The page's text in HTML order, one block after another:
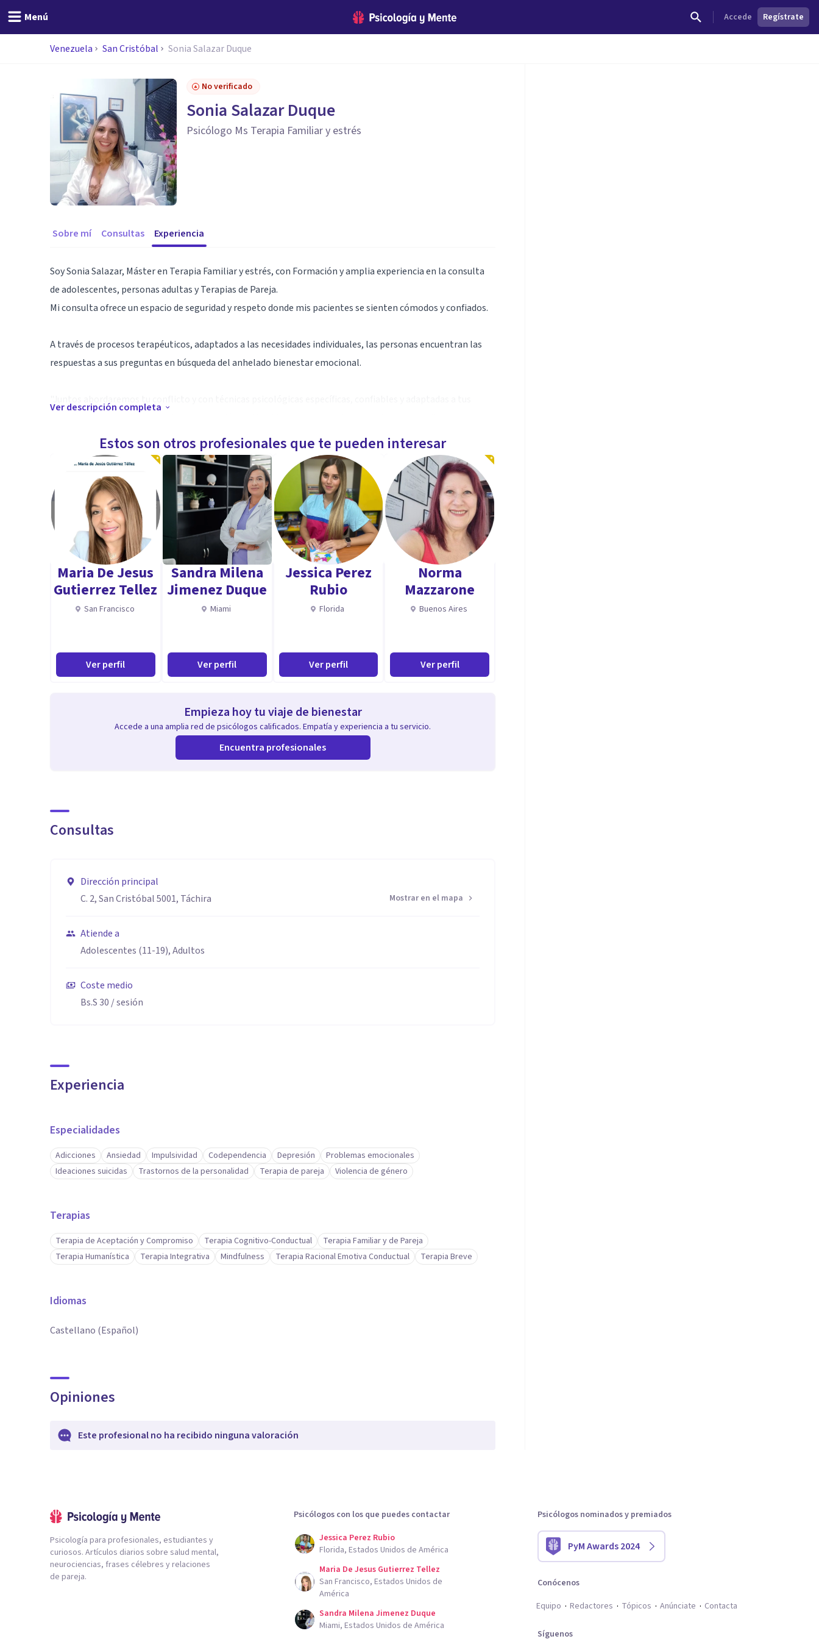
Menú Accede Regístrate
Venezuela San Cristóbal Sonia Salazar Duque
No verificado
Sonia Salazar Duque
Psicólogo Ms Terapia Familiar y estrés
Sobre mí Consultas Experiencia
Soy Sonia Salazar, Máster en Terapia Familiar y estrés, con Formación y amplia experiencia en la consulta
de adolescentes, personas adultas y Terapias de Pareja.
Mi consulta ofrece un espacio de seguridad y respeto donde mis pacientes se sienten cómodos y confiados.
A través de procesos terapéuticos, adaptados a las necesidades individuales, las personas encuentran las
respuestas a sus preguntas en búsqueda del anhelado bienestar emocional.
Además de ello te ofrezco servicios de:-Evaluación psicológica integral.-Certificados de salud mental. -
Informes para mascotas de apoyo emocional.-Informes para solicitud de Asilo político.-Atención
Psicojuridíca a víctimas de violencia
Las sesiones se pueden realizar de forma presencial o en línea. Será un gusto para mi atenderle
Especialidad
Li. Psicología Ms en Terapia Familiar y estrés- para psicologos
Diplomado en psicología criminal y psicopatológia forense
Diplomado en psicología criminal
Diplomado en Salud mental y psicopatológia del adolescente
Diplomado en Gerencia de instituciones de salud
Formación en Psicopatología
Especialista en Derecho Tributario
A través de procesos terapéuticos, adaptados a las necesidades individuales, las personas encuentran las
Ver descripción completa
Estos son otros profesionales que te pueden interesar
Maria De Jesus
Gutierrez Tellez
San Francisco
Ver perfil
Sandra Milena
Jimenez Duque
Miami
Ver perfil
Jessica Perez
Rubio
Florida
Ver perfil
Norma
Mazzarone
Buenos Aires
Ver perfil
Empieza hoy tu viaje de bienestar
Accede a una amplia red de psicólogos calificados. Empatía y experiencia a tu servicio.
Encuentra profesionales
Consultas
Dirección principal
C. 2, San Cristóbal 5001, Táchira
Mostrar en el mapa
Atiende a
Adolescentes (11-19), Adultos
Coste medio
Bs.S 30 / sesión
Experiencia
Especialidades
Adicciones Ansiedad Impulsividad Codependencia Depresión
Problemas emocionales
Ideaciones suicidas
Trastornos de la personalidad Terapia de pareja Violencia de género
Terapias
Terapia de Aceptación y Compromiso Terapia Cognitivo-Conductual
Terapia Familiar y de Pareja
Terapia Humanística
Terapia Integrativa Mindfulness Terapia Racional Emotiva Conductual Terapia Breve
Idiomas
Castellano (Español)
Opiniones
Este profesional no ha recibido ninguna valoración
Psicología para profesionales, estudiantes y
curiosos. Artículos diarios sobre salud mental,
neurociencias, frases célebres y relaciones
de pareja.
Psicólogos con los que puedes contactar
Jessica Perez Rubio
Florida, Estados Unidos de América
Maria De Jesus Gutierrez Tellez
San Francisco, Estados Unidos de
América
Sandra Milena Jimenez Duque
Miami, Estados Unidos de América
Psicólogos nominados y premiados
PyM Awards 2024
Conócenos
Equipo
Redactores Tópicos Anúnciate Contacta
Síguenos